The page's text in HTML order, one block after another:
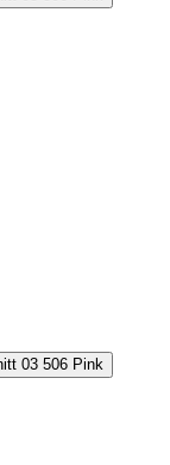
506 Pink